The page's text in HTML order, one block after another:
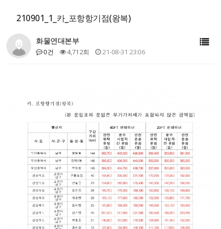
210901_1_카_포항항기점(왕복)
화물연대본부
0건 4,712회 21-08-31 23:06